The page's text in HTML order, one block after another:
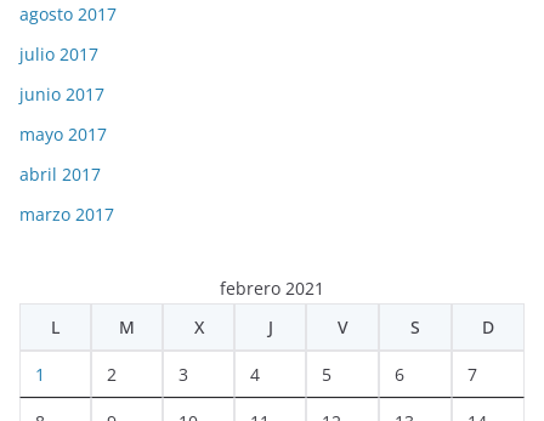
agosto 2017
julio 2017
junio 2017
mayo 2017
abril 2017
marzo 2017
febrero 2021
L
M X J V S D
1 2 3 4 5 6 7